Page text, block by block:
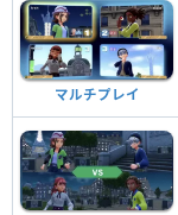
マルチプレイ